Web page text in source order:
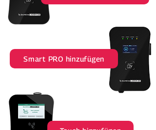
Smart PRO hinzufügen